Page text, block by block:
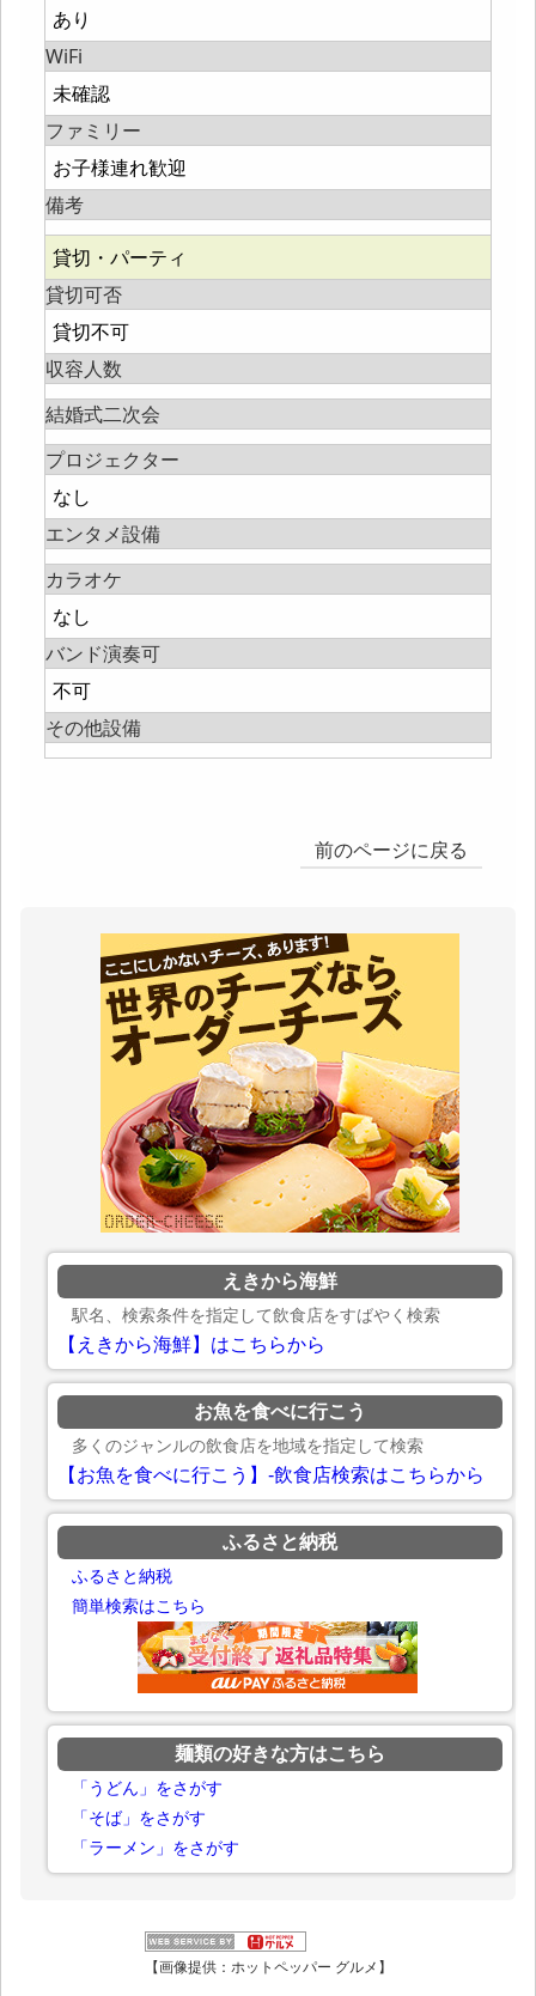
あり
WiFi
未確認
ファミリー
お子様連れ歓迎
備考
貸切・パーティ
貸切可否
貸切不可
収容人数
結婚式二次会
プロジェクター
なし
エンタメ設備
カラオケ
なし
バンド演奏可
不可
その他設備
前のページに戻る
えきから海鮮
駅名、検索条件を指定して飲食店をすばやく検索
【えきから海鮮】はこちらから
お魚を食べに行こう
多くのジャンルの飲食店を地域を指定して検索
【お魚を食べに行こう】-飲食店検索はこちらから
ふるさと納税
ふるさと納税
簡単検索はこちら
麺類の好きな方はこちら
「うどん」をさがす
「そば」をさがす
「ラーメン」をさがす
【画像提供：ホットペッパー グルメ】